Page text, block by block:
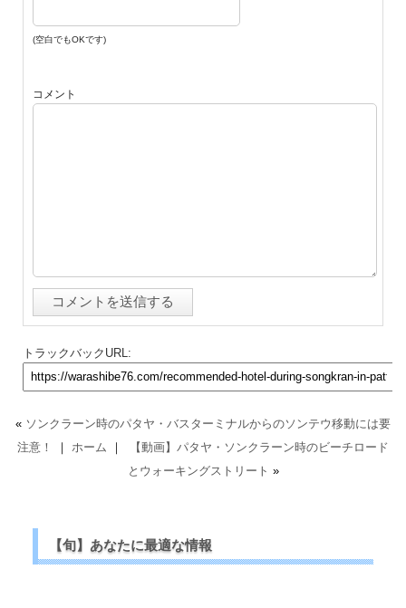
(空白でもOKです)
コメント
トラックバックURL:
« ソンクラーン時のパタヤ・バスターミナルからのソンテウ移動には要
注意！
｜ ホーム ｜
【動画】パタヤ・ソンクラーン時のビーチロード
とウォーキングストリート »
【旬】あなたに最適な情報